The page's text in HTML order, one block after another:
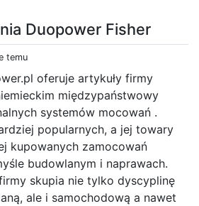
Duopower Fisher
temu
oferuje artykuły firmy
międzypaństwowy
systemów mocowań .
popularnych, a jej towary
kupowanych zamocowań
budowlanym i naprawach.
skupia nie tylko dyscyplinę
ale i samochodową a nawet